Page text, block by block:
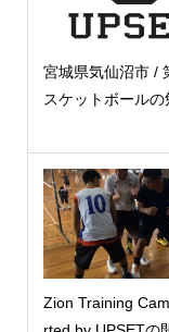
宮城県気仙沼市 /
スケットボールの
Zion Training